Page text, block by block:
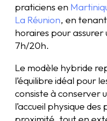
praticiens en
La Réunion, en
horaires pour
7h/20h.
Le modèle hybride
l’équilibre idéal pour
consiste à conserver
l’accueil physique